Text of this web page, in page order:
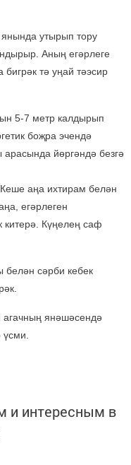
утырып тору
Аның егәрлеге
тә уңай тәэсир
5-7 метр калдырып
боҗра эчендә
арасында йөргәндә безгә
аңа ихтирам белән
егәрлеген
китерә. Күңелең саф
белән сәрби кебек
агачның янәшәсендә
үсми.
и интересным в